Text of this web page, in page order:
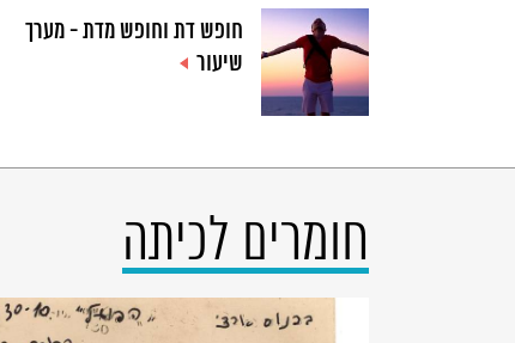
חופש דת וחופש מדת - מערך
שיעור
חומרים לכיתה